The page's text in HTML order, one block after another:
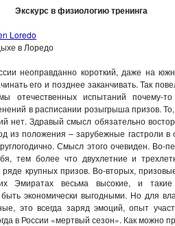
Экскурс в физиологию тренинга
в Лоредо
неоправданно короткий, даже на
его и позднее заканчивать. Так
отечественных испытаний почему-
в расписании розыгрыша призов.
нет. Здравый смысл обязательно
из положения – зарубежные гастроли в
Смысл этого очевиден. Во-
тем более что двухлетние и
крупных призов. Во-вторых,
Эмиратах весьма высокие, и
экономически выгодными. Но для
это всегда заряд эмоций, опыт
в России «мертвый сезон». Как можно